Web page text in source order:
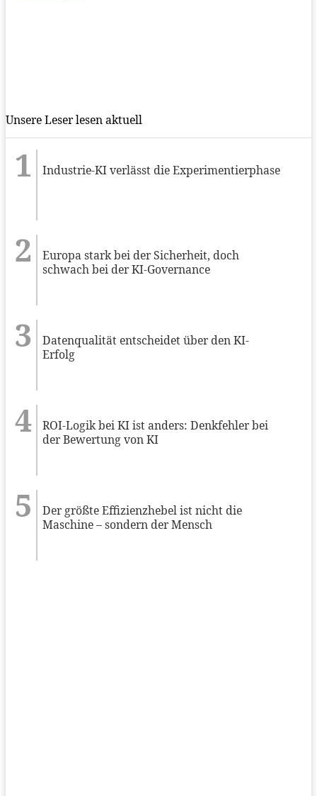
Unsere Leser lesen aktuell
Industrie-KI verlässt die Experimentierphase
Europa stark bei der Sicherheit, doch
schwach bei der KI-Governance
Datenqualität entscheidet über den KI-
Erfolg
ROI-Logik bei KI ist anders: Denkfehler bei
der Bewertung von KI
Der größte Effizienzhebel ist nicht die
Maschine – sondern der Mensch